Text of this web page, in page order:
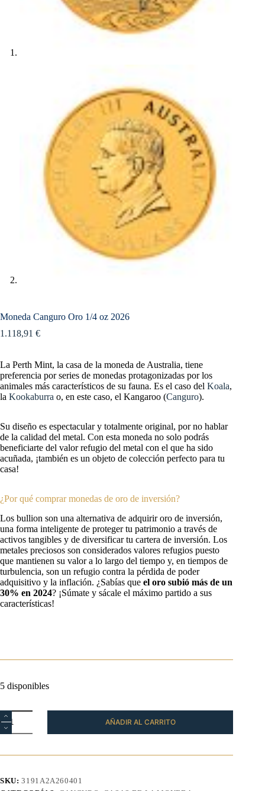
Moneda Canguro Oro 1/4 oz 2026
1.118,91 €
La Perth Mint, la casa de la moneda de Australia, tiene
preferencia por series de monedas protagonizadas por los
animales más característicos de su fauna. Es el caso del Koala,
la Kookaburra o, en este caso, el Kangaroo (Canguro).
Su diseño es espectacular y totalmente original, por no hablar
de la calidad del metal. Con esta moneda no solo podrás
beneficiarte del valor refugio del metal con el que ha sido
acuñada, ¡también es un objeto de colección perfecto para tu
casa!
¿Por qué comprar monedas de oro de inversión?
Los bullion son una alternativa de adquirir oro de inversión,
una forma inteligente de proteger tu patrimonio a través de
activos tangibles y de diversificar tu cartera de inversión. Los
metales preciosos son considerados valores refugios puesto
que mantienen su valor a lo largo del tiempo y, en tiempos de
turbulencia, son un refugio contra la pérdida de poder
adquisitivo y la inflación. ¿Sabías que el oro subió más de un
30% en 2024? ¡Súmate y sácale el máximo partido a sus
características!
5 disponibles
Moneda
Canguro
Oro
oz
AÑADIR AL CARRITO
SKU:3191A2A260401